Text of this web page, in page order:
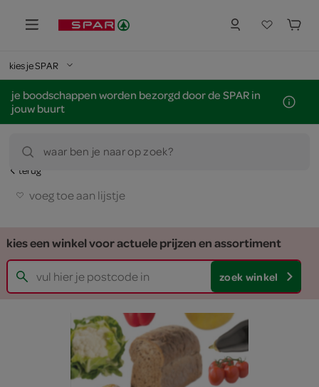
kies je SPAR
je boodschappen worden bezorgd door de SPAR in
jouw buurt
waar ben je naar op zoek?
terug
voeg toe aan lijstje
kies een winkel voor actuele prijzen en assortiment
zoek winkel